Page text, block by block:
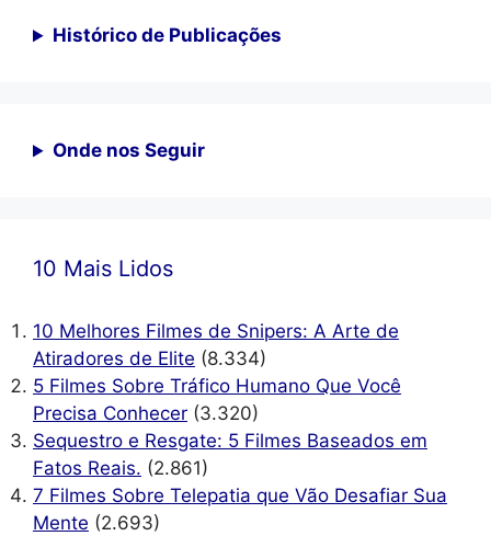
Histórico de Publicações
Onde nos Seguir
10 Mais Lidos
10 Melhores Filmes de Snipers: A Arte de
Atiradores de Elite (8.334)
5 Filmes Sobre Tráfico Humano Que Você
Precisa Conhecer (3.320)
Sequestro e Resgate: 5 Filmes Baseados em
Fatos Reais. (2.861)
7 Filmes Sobre Telepatia que Vão Desafiar Sua
Mente (2.693)